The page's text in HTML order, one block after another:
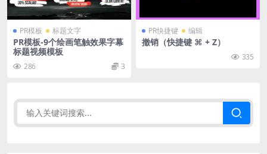
PR模板 标题文字
PR模板-9个绘画笔触效果字幕
标题视频模板
286 3
PR快捷键 编辑
撤销（快捷键 ⌘ + Z）
335